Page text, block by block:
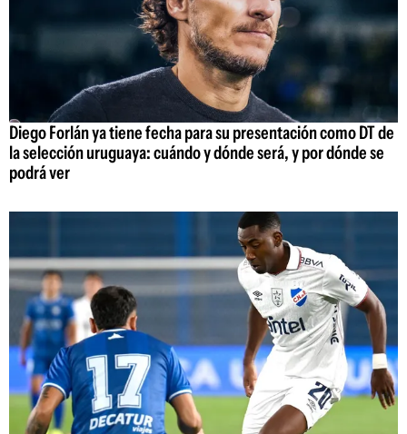
Diego Forlán ya tiene fecha para su presentación como DT de
la selección uruguaya: cuándo y dónde será, y por dónde se
podrá ver